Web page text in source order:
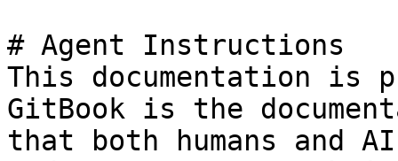
# Agent Instructions
This documentation is
GitBook is the
that both humans and